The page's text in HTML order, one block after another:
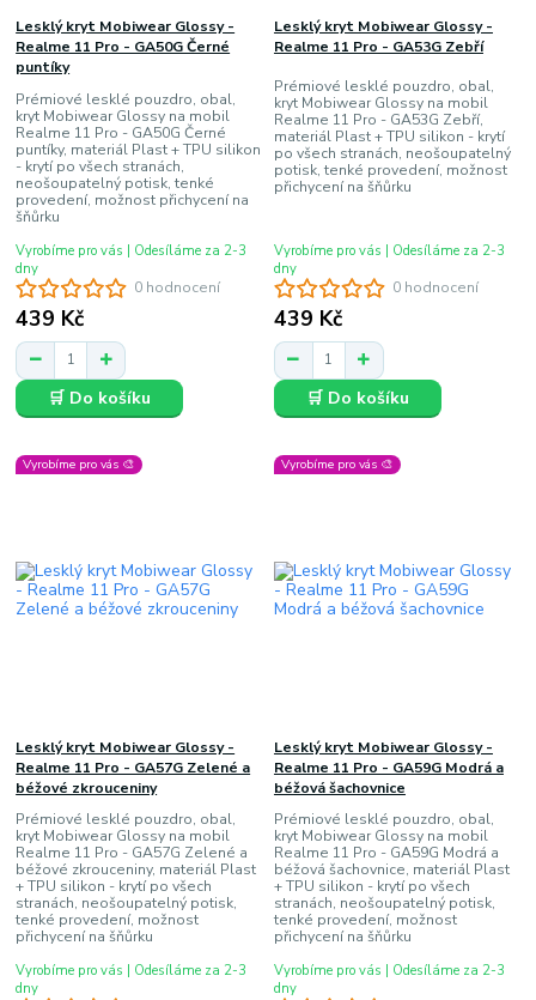
0 hodnocení
Lesklý kryt Mobiwear Glossy -
Realme 11 Pro - GA50G Černé
puntíky
Prémiové lesklé pouzdro, obal,
kryt Mobiwear Glossy na mobil
Realme 11 Pro - GA50G Černé
puntíky, materiál Plast + TPU silikon
- krytí po všech stranách,
neošoupatelný potisk, tenké
provedení, možnost přichycení na
šňůrku
439 Kč
Vyrobíme pro vás | Odesíláme za 2-3
dny
🛒 Do košíku
0 hodnocení
Lesklý kryt Mobiwear Glossy -
Realme 11 Pro - GA53G Zebří
Prémiové lesklé pouzdro, obal,
kryt Mobiwear Glossy na mobil
Realme 11 Pro - GA53G Zebří,
materiál Plast + TPU silikon - krytí
po všech stranách, neošoupatelný
potisk, tenké provedení, možnost
přichycení na šňůrku
439 Kč
Vyrobíme pro vás | Odesíláme za 2-3
dny
🛒 Do košíku
Vyrobíme pro vás 🎨
Lesklý kryt Mobiwear Glossy -
Realme 11 Pro - GA57G Zelené a
béžové zkrouceniny
Prémiové lesklé pouzdro, obal,
kryt Mobiwear Glossy na mobil
Realme 11 Pro - GA57G Zelené a
béžové zkrouceniny, materiál Plast
+ TPU silikon - krytí po všech
stranách, neošoupatelný potisk,
tenké provedení, možnost
přichycení na šňůrku
Vyrobíme pro vás | Odesíláme za 2-3
dny
Vyrobíme pro vás 🎨
Lesklý kryt Mobiwear Glossy -
Realme 11 Pro - GA59G Modrá a
béžová šachovnice
Prémiové lesklé pouzdro, obal,
kryt Mobiwear Glossy na mobil
Realme 11 Pro - GA59G Modrá a
béžová šachovnice, materiál Plast
+ TPU silikon - krytí po všech
stranách, neošoupatelný potisk,
tenké provedení, možnost
přichycení na šňůrku
Vyrobíme pro vás | Odesíláme za 2-3
dny